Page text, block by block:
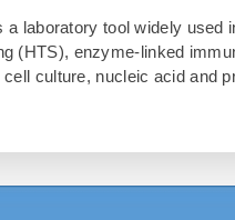
a laboratory tool widely used
(HTS), enzyme-linked
culture, nucleic acid and
and 96-well, and the
and polypropylene.